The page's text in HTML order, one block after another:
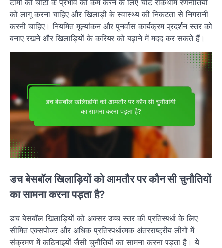
टीमों को चोटों के प्रभाव को कम करने के लिए चोट रोकथाम रणनीतियों
को लागू करना चाहिए और खिलाड़ी के स्वास्थ्य की निकटता से निगरानी
करनी चाहिए। नियमित मूल्यांकन और पुनर्वास कार्यक्रम प्रदर्शन स्तर को
बनाए रखने और खिलाड़ियों के करियर को बढ़ाने में मदद कर सकते हैं।
डच बेसबॉल खिलाड़ियों को आमतौर पर कौन सी चुनौतियों
का सामना करना पड़ता है?
डच बेसबॉल खिलाड़ियों को अक्सर उच्च स्तर की प्रतिस्पर्धा के लिए
सीमित एक्सपोजर और अधिक प्रतिस्पर्धात्मक अंतरराष्ट्रीय लीगों में
संक्रमण में कठिनाइयों जैसी चुनौतियों का सामना करना पड़ता है। ये